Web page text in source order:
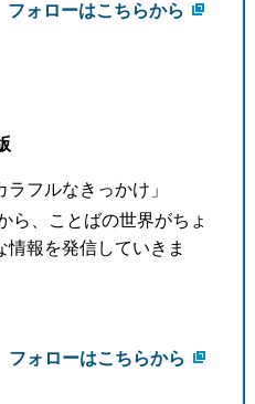
フォローはこちらから
ラフルなきっかけ」
ら、ことばの世界がちょ
情報を発信していきま
フォローはこちらから